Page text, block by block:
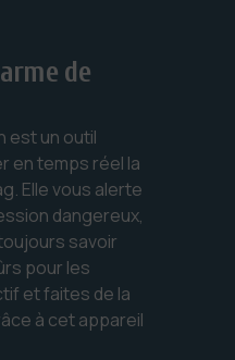
de
est un outil
en temps réel la
Elle vous alerte
dangereux,
savoir
pour les
et faites de la
à cet appareil